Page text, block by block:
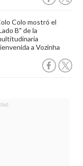
Colo mostró el
B" de la
a Vozinha